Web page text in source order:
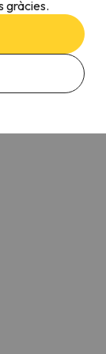
gràcies.